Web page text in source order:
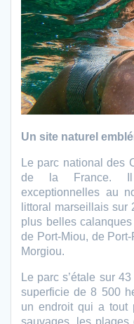
Un site naturel
Le parc national des
de la France. Il
exceptionnelles au
littoral marseillais
plus belles
de Port-Miou, de
Morgiou.
Le parc s’étale sur
superficie de 8 500
un endroit qui a tout
sauvages, les